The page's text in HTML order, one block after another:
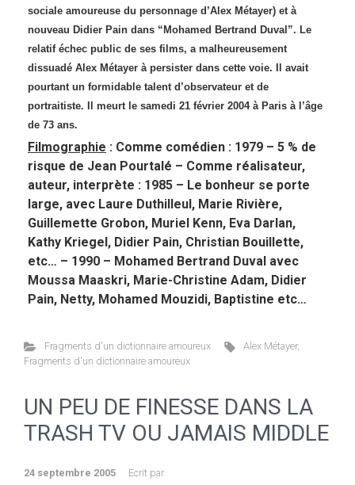
sociale amoureuse du personnage d’Alex Métayer) et à
nouveau Didier Pain dans “Mohamed Bertrand Duval”. Le
relatif échec public de ses films, a malheureusement
dissuadé Alex Métayer à persister dans cette voie. Il avait
pourtant un formidable talent d’observateur et de
portraitiste. Il meurt le samedi 21 février 2004 à Paris à l’âge
de 73 ans.
Filmographie : Comme comédien : 1979 – 5 % de
risque de Jean Pourtalé – Comme réalisateur,
auteur, interprète : 1985 – Le bonheur se porte
large, avec Laure Duthilleul, Marie Rivière,
Guillemette Grobon, Muriel Kenn, Eva Darlan,
Kathy Kriegel, Didier Pain, Christian Bouillette,
etc… – 1990 – Mohamed Bertrand Duval avec
Moussa Maaskri, Marie-Christine Adam, Didier
Pain, Netty, Mohamed Mouzidi, Baptistine etc…
Fragments d'un dictionnaire amoureux Alex Métayer,
Fragments d'un dictionnaire amoureux
UN PEU DE FINESSE DANS LA
TRASH TV OU JAMAIS MIDDLE
24 septembre 2005 Ecrit par